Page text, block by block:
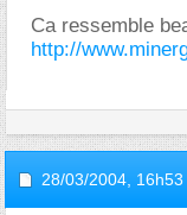
Ca ressemble
http://
28/03/2004, 16h53